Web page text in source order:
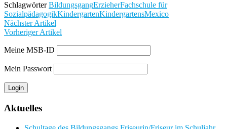
Schlagwörter BildungsgangErzieherFachschule für
SozialpädagogikKindergartenKindergartensMexico
Nächster Artikel
Vorheriger Artikel
Meine MSB-ID
Mein Passwort
Aktuelles